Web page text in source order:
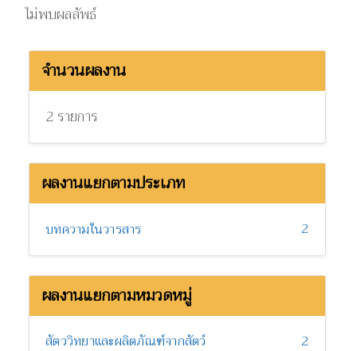
ไม่พบผลลัพธ์
จำนวนผลงาน
2 รายการ
ผลงานแยกตามประเภท
บทความในวารสาร 2
ผลงานแยกตามหมวดหมู่
สัตววิทยาและผลิตภัณฑ์จากสัตว์ 2